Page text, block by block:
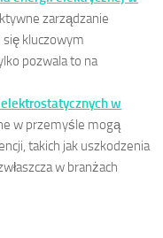
zarządzanie
kluczowym
pozwala to na
w
w przemyśle mogą
takich jak uszkodzenia
w branżach